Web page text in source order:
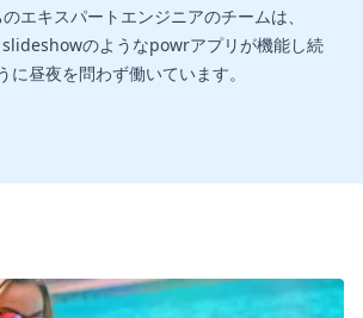
エキスパートエンジニアのチームは、
のようなpowrアプリが機能し続
に昼夜を問わず働いています。